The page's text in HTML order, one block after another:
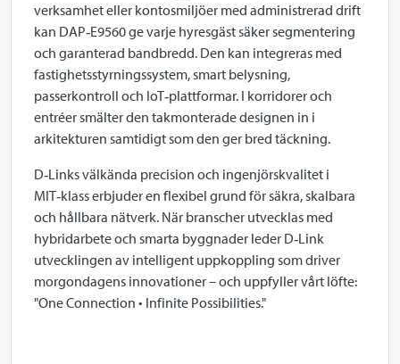
verksamhet eller kontosmiljöer med administrerad drift
kan DAP‑E9560 ge varje hyresgäst säker segmentering
och garanterad bandbredd. Den kan integreras med
fastighetsstyrningssystem, smart belysning,
passerkontroll och IoT‑plattformar. I korridorer och
entréer smälter den takmonterade designen in i
arkitekturen samtidigt som den ger bred täckning.
D‑Links välkända precision och ingenjörskvalitet i
MIT‑klass erbjuder en flexibel grund för säkra, skalbara
och hållbara nätverk. När branscher utvecklas med
hybridarbete och smarta byggnader leder D‑Link
utvecklingen av intelligent uppkoppling som driver
morgondagens innovationer – och uppfyller vårt löfte:
"One Connection • Infinite Possibilities."